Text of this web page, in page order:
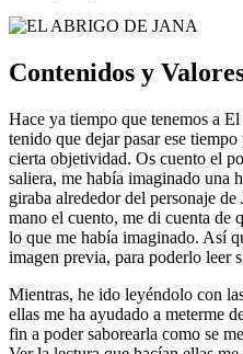
Contenidos y
Hace ya tiempo que tenemos a
tenido que dejar pasar ese
cierta objetividad. Os cuento el
saliera, me había imaginado una
giraba alrededor del personaje
mano el cuento, me di cuenta de
lo que me había imaginado. Así
imagen previa, para poderlo leer
Mientras, he ido leyéndolo con
ellas me ha ayudado a meterme
fin a poder saborearla como se